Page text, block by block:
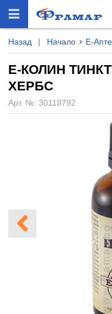
Назад | Начало Е-
Е-КОЛИН
ХЕРБС
Арт. №: 30118792